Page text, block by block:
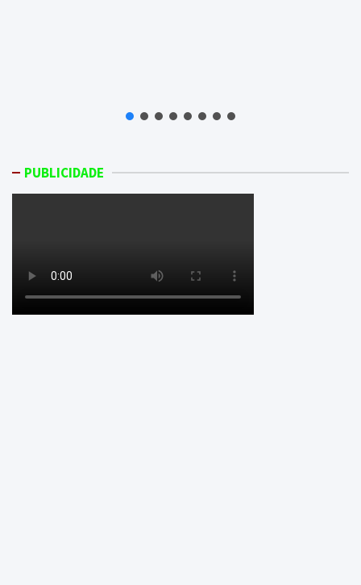
PUBLICIDADE